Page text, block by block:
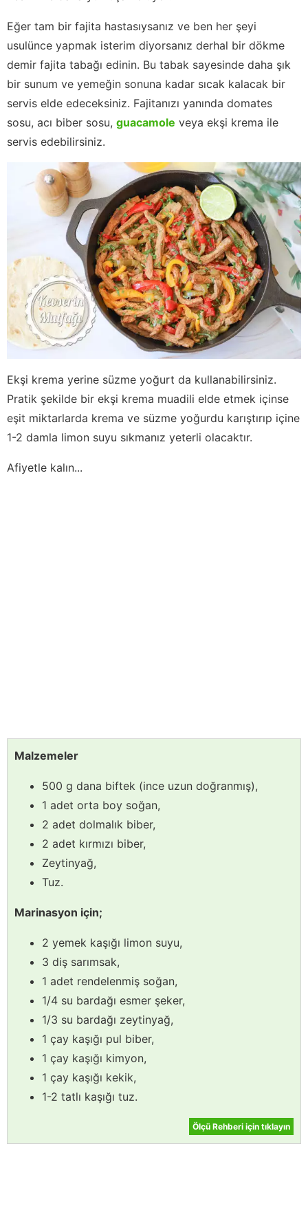
Eğer tam bir fajita hastasıysanız ve ben her şeyi
usulünce yapmak isterim diyorsanız derhal bir dökme
demir fajita tabağı edinin. Bu tabak sayesinde daha şık
bir sunum ve yemeğin sonuna kadar sıcak kalacak bir
servis elde edeceksiniz. Fajitanızı yanında domates
sosu, acı biber sosu, guacamole veya ekşi krema ile
servis edebilirsiniz.
Ekşi krema yerine süzme yoğurt da kullanabilirsiniz.
Pratik şekilde bir ekşi krema muadili elde etmek içinse
eşit miktarlarda krema ve süzme yoğurdu karıştırıp içine
1-2 damla limon suyu sıkmanız yeterli olacaktır.
Afiyetle kalın...
Malzemeler
500 g dana biftek (ince uzun doğranmış),
1 adet orta boy soğan,
2 adet dolmalık biber,
2 adet kırmızı biber,
Zeytinyağ,
Tuz.
Marinasyon için;
2 yemek kaşığı limon suyu,
3 diş sarımsak,
1 adet rendelenmiş soğan,
1/4 su bardağı esmer şeker,
1/3 su bardağı zeytinyağ,
1 çay kaşığı pul biber,
1 çay kaşığı kimyon,
1 çay kaşığı kekik,
1-2 tatlı kaşığı tuz.
Ölçü Rehberi için tıklayın